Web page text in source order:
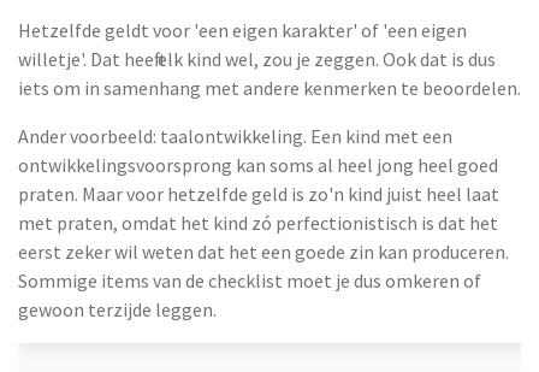
Hetzelfde geldt voor 'een eigen karakter' of 'een eigen
willetje'. Dat heeft elk kind wel, zou je zeggen. Ook dat is dus
iets om in samenhang met andere kenmerken te beoordelen.
Ander voorbeeld: taalontwikkeling. Een kind met een
ontwikkelingsvoorsprong kan soms al heel jong heel goed
praten. Maar voor hetzelfde geld is zo'n kind juist heel laat
met praten, omdat het kind zó perfectionistisch is dat het
eerst zeker wil weten dat het een goede zin kan produceren.
Sommige items van de checklist moet je dus omkeren of
gewoon terzijde leggen.